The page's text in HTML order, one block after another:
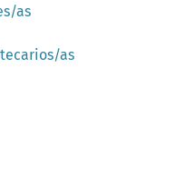
as
as